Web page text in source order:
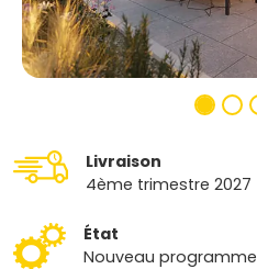
Livraison
4ème trimestre 2027
État
Nouveau programme